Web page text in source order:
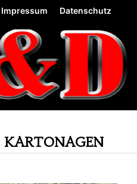
Impressum Datenschutz
KARTONAGEN